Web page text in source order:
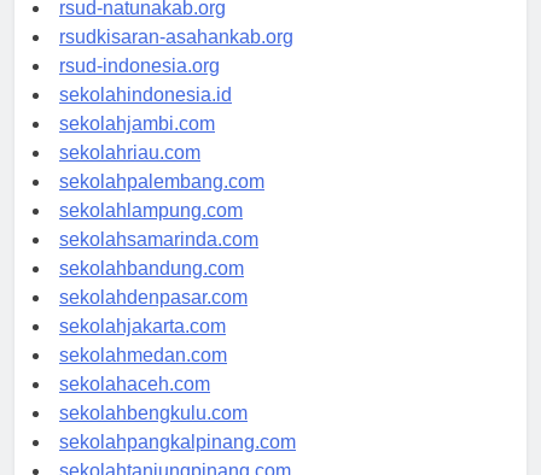
rsud-natunakab.org
rsudkisaran-asahankab.org
rsud-indonesia.org
sekolahindonesia.id
sekolahjambi.com
sekolahriau.com
sekolahpalembang.com
sekolahlampung.com
sekolahsamarinda.com
sekolahbandung.com
sekolahdenpasar.com
sekolahjakarta.com
sekolahmedan.com
sekolahaceh.com
sekolahbengkulu.com
sekolahpangkalpinang.com